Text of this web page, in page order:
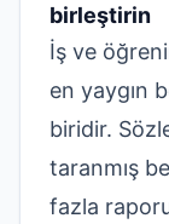
birleştirin
İş ve
en yaygın
biridir.
taranmış
fazla